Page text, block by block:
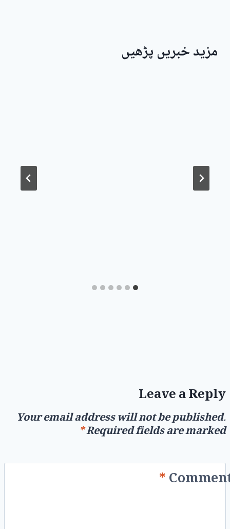
مزید خبریں پڑھیں
Leave a Reply
Your email address will not be published.
Required fields are marked
*
*